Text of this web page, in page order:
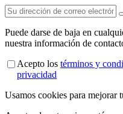
Puede darse de baja en
nuestra información de
Acepto los términos y
privacidad
Usamos cookies para mejorar